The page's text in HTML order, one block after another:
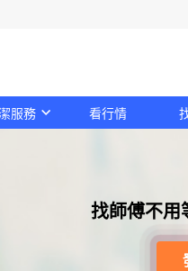
服務 看行情
找師傅不用